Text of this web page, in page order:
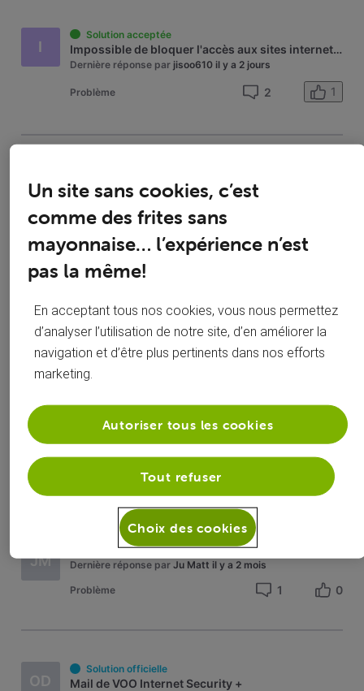
dans
sécurité
I
Solution acceptée
Impossible de bloquer l'accès aux sites internet + portée du modem très limitée
Dernière réponse par jisoo610 il y a 2 jours
Problème 2 1
S Dernière réponse par Kevin H il y a 4 jours
Question
B Impossible de me connecter à Voo Identity Protection
Dernière réponse par Brunelle il y a 24 jours
Question 2
L Dernière réponse par roylion15 il y a 1 mois
JM
Code erreur TV VOO+
Dernière réponse par Ju Matt il y a 2 mois
Problème 1 0
OD
Solution officielle
Mail de VOO Internet Security +
Un site sans cookies, c’est
comme des frites sans
mayonnaise… l’expérience n’est
pas la même!
En acceptant tous nos cookies, vous nous permettez
d’analyser l’utilisation de notre site, d’en améliorer la
navigation et d’être plus pertinents dans nos efforts
marketing.
Tout refuser
Autoriser tous les cookies
Choix des cookies